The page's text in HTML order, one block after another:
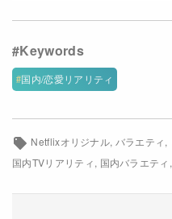
国内/恋愛リアリティ
Netflixオリジナル バラエティ
国内TVリアリティ 国内バラエティ